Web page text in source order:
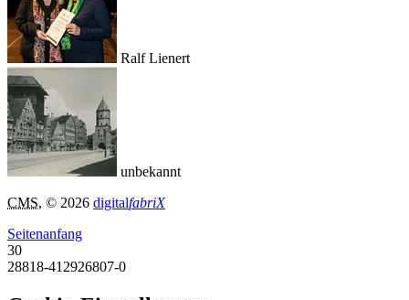
Ralf Lienert
unbekannt
CMS, © 2026 digitalfabriX
Seitenanfang
30
28818-412926807-0